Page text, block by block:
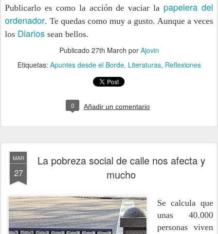
Publicarlo es como la acción de vaciar la papelera del
ordenador. Te quedas como muy a gusto. Aunque a veces
los Diarios sean bellos.
Publicado 27th March por Ajovin
Etiquetas: Apuntes desde el Borde Literaturas Reflexiones
0 Añadir un comentario
MAR
27
La pobreza social de calle nos afecta y
mucho
Se calcula que
unas 40.000
personas viven